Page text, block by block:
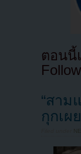
ตอนนี้
“สาม
กุกเผ